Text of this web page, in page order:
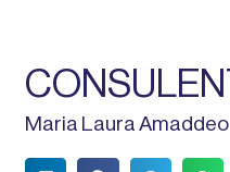
Maria Laura Amaddeo